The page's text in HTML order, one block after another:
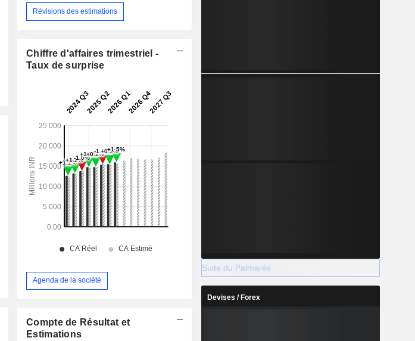
Révisions des estimations
Chiffre d'affaires trimestriel -
Taux de surprise
Agenda de la société
Compte de Résultat et
Estimations
Suite du Palmarès
Devises / Forex